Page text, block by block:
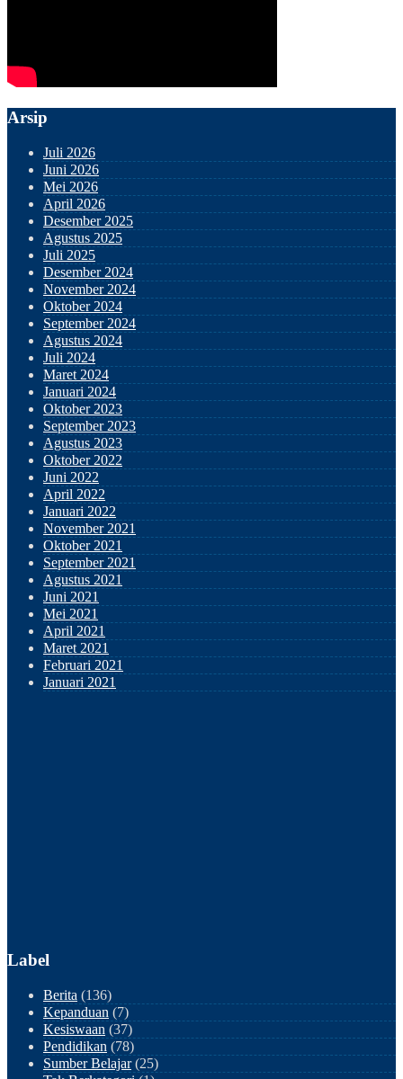
Arsip
Juli 2026
Juni 2026
Mei 2026
April 2026
Desember 2025
Agustus 2025
Juli 2025
Desember 2024
November 2024
Oktober 2024
September 2024
Agustus 2024
Juli 2024
Maret 2024
Januari 2024
Oktober 2023
September 2023
Agustus 2023
Oktober 2022
Juni 2022
April 2022
Januari 2022
November 2021
Oktober 2021
September 2021
Agustus 2021
Juni 2021
Mei 2021
April 2021
Maret 2021
Februari 2021
Januari 2021
Label
Berita (136)
Kepanduan (7)
Kesiswaan (37)
Pendidikan (78)
Sumber Belajar(25)